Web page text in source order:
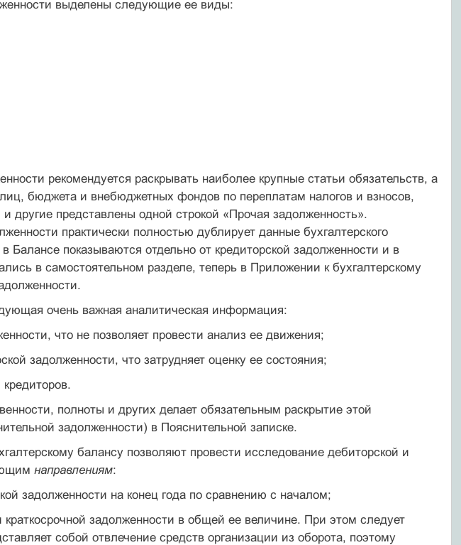
выделены следующие ее виды:
рекомен­дуется раскрывать наиболее крупные статьи обязательств, а
бюджета и внебюджетных фондов по переплатам налогов и взносов,
другие представлены одной строкой «Прочая задолженность».
практически полностью дублирует данные бухгалтерского
показывают­ся отдельно от кредиторской задолженности и в
в самостоятельном разделе, теперь в Приложении к бухгалтерскому
очень важ­ная аналитическая информация:
что не позво­ляет провести анализ ее движения;
задолженно­сти, что затрудняет оценку ее состояния;
полноты и других делает обязательным раскрытие этой
задолженности) в Пояснительной записке.
балансу позволяют провести исследование дебиторской и
направлениям:
задолженности на конец года по сравнению с началом;
краткосрочной задолженности в общей ее величине. При этом следует
собой отвлечение средств организации из оборота, поэтому